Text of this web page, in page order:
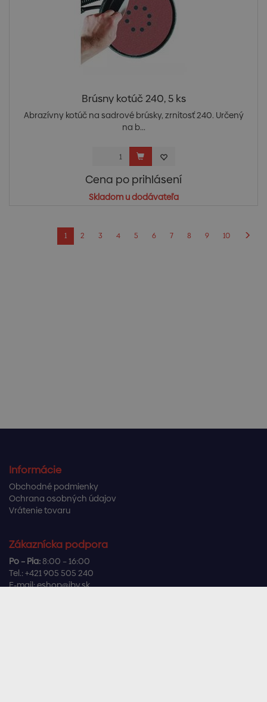
Brúsny kotúč 240, 5 ks
Abrazívny kotúč na sadrové brúsky, zrnitosť 240. Určený
na b...
Cena po prihlásení
Skladom u dodávateľa
1 2 3 4 5 6 7 8 9 10
Informácie
Obchodné podmienky
Ochrana osobných údajov
Vrátenie tovaru
Zákaznícka podpora
Po – Pia:8:00 – 16:00
Tel.: +421 905 505 240
E-mail:eshop@ibv.sk